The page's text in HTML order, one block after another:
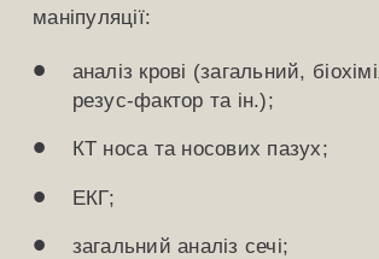
маніпуляції:
аналіз крові (загальний,
резус-фактор та ін.);
КТ носа та носових пазух;
ЕКГ;
загальний аналіз сечі;